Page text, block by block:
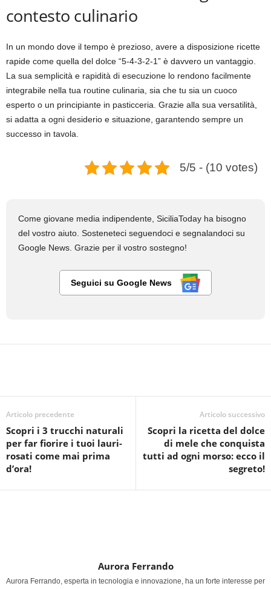
contesto culinario
In un mondo dove il tempo è prezioso, avere a disposizione ricette
rapide come quella del dolce “5-4-3-2-1” è davvero un vantaggio.
La sua semplicità e rapidità di esecuzione lo rendono facilmente
integrabile nella tua routine culinaria, sia che tu sia un cuoco
esperto o un principiante in pasticceria. Grazie alla sua versatilità,
si adatta a ogni desiderio e situazione, garantendo sempre un
successo in tavola.
5/5 - (10 votes)
Come giovane media indipendente, SiciliaToday ha bisogno
del vostro aiuto. Sosteneteci seguendoci e segnalandoci su
Google News. Grazie per il vostro sostegno!
Seguici su Google News
Articolo precedente
Scopri i 3 trucchi naturali
per far fiorire i tuoi lauri-
rosati come mai prima
d’ora!
Articolo successivo
Scopri la ricetta del dolce
di mele che conquista
tutti ad ogni morso: ecco il
segreto!
Aurora Ferrando
Aurora Ferrando, esperta in tecnologia e innovazione, ha un forte interesse per